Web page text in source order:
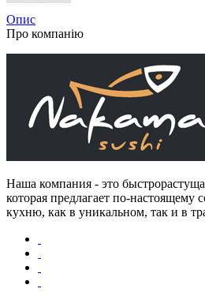
Опис
Про компанію
Наша компания - это
которая предлагает по-
кухню, как в уникальном, так и в